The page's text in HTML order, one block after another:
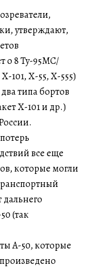
утверждают,
о 8 Ту-95МС/
101, Х-55, Х-555)
типа бортов
Х-101 и др.)
все еще
которые могли
(так
А-50, которые